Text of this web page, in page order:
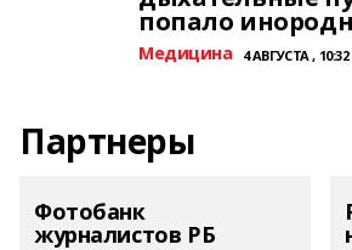
попало
Медицина 4 АВГУСТА , 10:32
Партнеры
Фотобанк
журналистов РБ